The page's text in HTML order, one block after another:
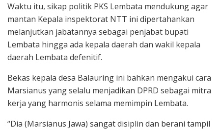
Waktu itu, sikap politik PKS Lembata mendukung agar
mantan Kepala inspektorat NTT ini dipertahankan
melanjutkan jabatannya sebagai penjabat bupati
Lembata hingga ada kepala daerah dan wakil kepala
daerah Lembata defenitif.
Bekas kepala desa Balauring ini bahkan mengakui cara
Marsianus yang selalu menjadikan DPRD sebagai mitra
kerja yang harmonis selama memimpin Lembata.
“Dia (Marsianus Jawa) sangat disiplin dan berani tampil